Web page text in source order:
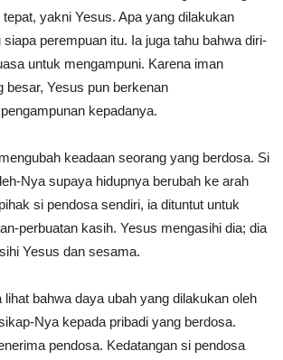
yakni Yesus. Apa yang dilakukan
perempuan itu. Ia juga tahu bahwa diri-
untuk mengampuni. Karena iman
besar, Yesus pun berkenan
kepadanya.
keadaan seorang yang berdosa. Si
Nya supaya hidupnya berubah ke arah
si pendosa sendiri, ia dituntut untuk
perbuatan kasih. Yesus mengasihi dia; dia
Yesus dan sesama.
bahwa daya ubah yang dilakukan oleh
Nya kepada pribadi yang berdosa.
pendosa. Kedatangan si pendosa